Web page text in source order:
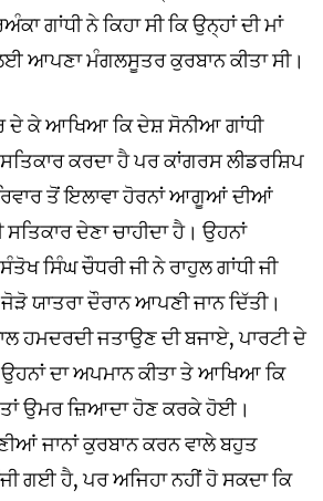
ਗਾਂਧੀ ਨੇ ਕਿਹਾ ਸੀ ਕਿ ਉਨ੍ਹਾਂ ਦੀ ਮਾਂ
ਆਪਣਾ ਮੰਗਲਸੂਤਰ ਕੁਰਬਾਨ ਕੀਤਾ ਸੀ।
ਦੇ ਕੇ ਆਖਿਆ ਕਿ ਦੇਸ਼ ਸੋਨੀਆ ਗਾਂਧੀ
ਕਰਦਾ ਹੈ ਪਰ ਕਾਂਗਰਸ ਲੀਡਰਸ਼ਿਪ
ਤੋਂ ਇਲਾਵਾ ਹੋਰਨਾਂ ਆਗੂਆਂ ਦੀਆਂ
ਦੇਣਾ ਚਾਹੀਦਾ ਹੈ। ਉਹਨਾਂ
ਸਿੰਘ ਚੌਧਰੀ ਜੀ ਨੇ ਰਾਹੁਲ ਗਾਂਧੀ ਜੀ
ਯਾਤਰਾ ਦੌਰਾਨ ਆਪਣੀ ਜਾਨ ਦਿੱਤੀ।
ਹਮਦਰਦੀ ਜਤਾਉਣ ਦੀ ਬਜਾਏ, ਪਾਰਟੀ ਦੇ
ਦਾ ਅਪਮਾਨ ਕੀਤਾ ਤੇ ਆਖਿਆ ਕਿ
ਤਾਂ ਉਮਰ ਜ਼ਿਆਦਾ ਹੋਣ ਕਰਕੇ ਹੋਈ।
ਜਾਨਾਂ ਕੁਰਬਾਨ ਕਰਨ ਵਾਲੇ ਬਹੁਤ
ਗਈ ਹੈ, ਪਰ ਅਜਿਹਾ ਨਹੀਂ ਹੋ ਸਕਦਾ ਕਿ